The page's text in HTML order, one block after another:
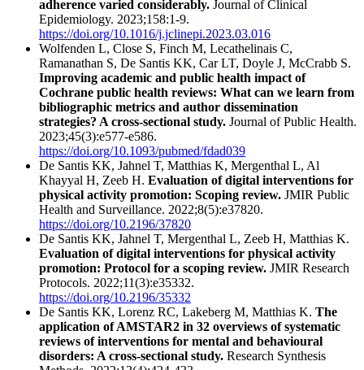
adherence varied considerably. Journal of Clinical
Epidemiology. 2023;158:1-9.
https://doi.org/10.1016/j.jclinepi.2023.03.016
Wolfenden L, Close S, Finch M, Lecathelinais C,
Ramanathan S, De Santis KK, Car LT, Doyle J, McCrabb S.
Improving academic and public health impact of
Cochrane public health reviews: What can we learn from
bibliographic metrics and author dissemination
strategies? A cross-sectional study. Journal of Public Health.
2023;45(3):e577-e586.
https://doi.org/10.1093/pubmed/fdad039
De Santis KK, Jahnel T, Matthias K, Mergenthal L, Al
Khayyal H, Zeeb H. Evaluation of digital interventions for
physical activity promotion: Scoping review. JMIR Public
Health and Surveillance. 2022;8(5):e37820.
https://doi.org/10.2196/37820
De Santis KK, Jahnel T, Mergenthal L, Zeeb H, Matthias K.
Evaluation of digital interventions for physical activity
promotion: Protocol for a scoping review. JMIR Research
Protocols. 2022;11(3):e35332.
https://doi.org/10.2196/35332
De Santis KK, Lorenz RC, Lakeberg M, Matthias K. The
application of AMSTAR2 in 32 overviews of systematic
reviews of interventions for mental and behavioural
disorders: A cross-sectional study. Research Synthesis